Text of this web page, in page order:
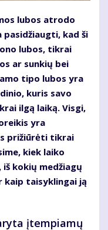
lubos atrodo
pasidžiaugti, kad ši
lubos, tikrai
ar sunkių bei
tipo lubos yra
kuris savo
ilgą laiką. Visgi,
yra
prižiūrėti tikrai
kiek laiko
kokių medžiagų
kaip taisyklingai ją
įtempiamų